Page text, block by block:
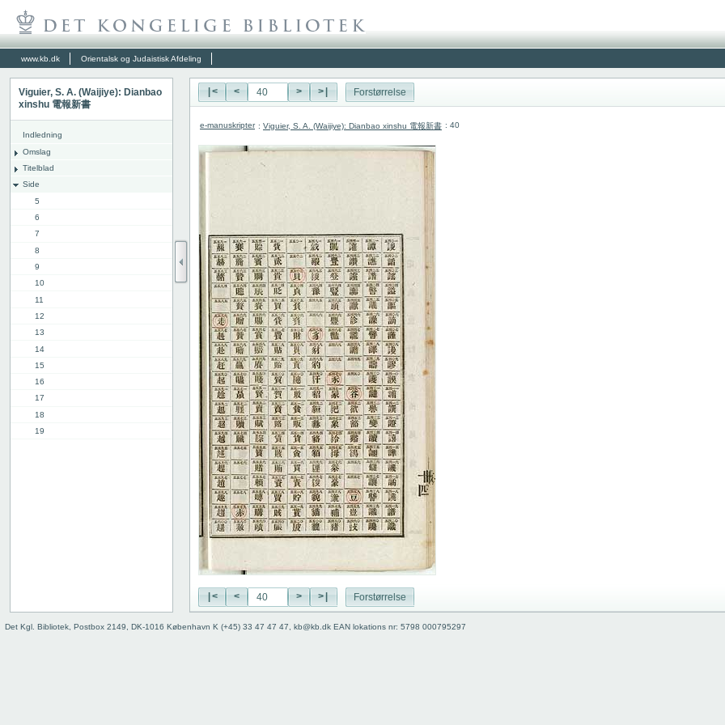
www.kb.dk Orientalsk og Judaistisk Afdeling
Viguier, S. A. (Waijiye): Dianbao
xinshu 電報新書
Indledning
Omslag
Titelblad
Side
5
6
7
8
9
10
11
12
13
14
15
16
17
18
19
30
31
|< < > >| Forstørrelse
e-manuskripter : Viguier, S. A. (Waijiye): Dianbao xinshu 電報新書 : 40
|< < > >| Forstørrelse
Det Kgl. Bibliotek, Postbox 2149, DK-1016 København K (+45) 33 47 47 47, kb@kb.dk EAN lokations nr: 5798 000795297